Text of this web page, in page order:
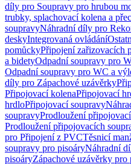
díly pro Soupravy pro hrubou
trubky, splachovací kolena a
soupravyNáhradní díly pro
deskyIntegrovaná ovládání
pomůckyPřipojení zařizovacích
a bidetyOdpadní soupravy pro
Odpadní soupravy pro WC a
díly pro Zápachové uzávěrky
Připojovací kolenaPřipojovací
hrdloPřipojovací soupravy
soupravyProdloužení
Prodloužení připojovacích
pro Připojení z PVCTěsnicí
soupravy pro pisoáryNáhradní
pisoáryZápachové uzávěrky pro